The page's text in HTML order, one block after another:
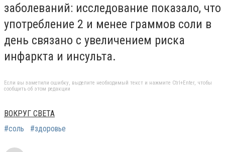
заболеваний: исследование показало, что
употребление 2 и менее граммов соли в
день связано с увеличением риска
инфаркта и инсульта.
Если вы заметили ошибку, выделите необходимый текст и нажмите Ctrl+Enter, чтобы
сообщить об этом редакции
ВОКРУГ СВЕТА
#соль
#здоровье